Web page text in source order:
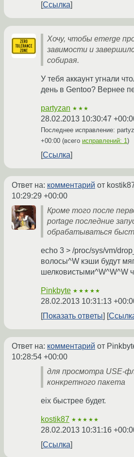
Ссылка
Хочу, чтобы emerge
завимости и
собирая.
У тебя аккаунт угнали
день в Gentoo? Вернее
partyzan ★★★
28.02.2013 10:30:47
Последнее исправление:
+00:00 (всего исправлений: 1)
Ссылка
Ответ на: комментарий от
10:29:29 +00:00
Кроме того после
portage последние
обрабатываться
echo 3 > /proc/sys/vm/
волосы^W кэши будут
шелковистыми^W^W^W
Pinkbyte ★★★★★
28.02.2013 10:31:13
Показать ответы
Ответ на: комментарий от
10:28:54 +00:00
для просмотра USE-
конкретного пакета
eix быстрее будет.
kostik87 ★★★★★
28.02.2013 10:31:16
Ссылка